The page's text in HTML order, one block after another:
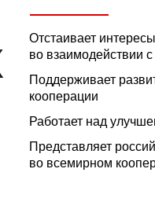
Представляет
во всемирном
Работает над
Поддерживает
кооперации
Отстаивает
во взаимодействии